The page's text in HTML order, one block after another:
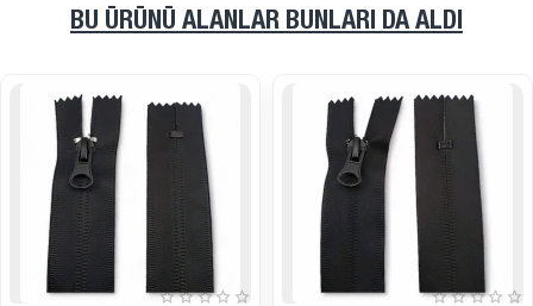
BU ÜRÜNÜ ALANLAR BUNLARI DA ALDI